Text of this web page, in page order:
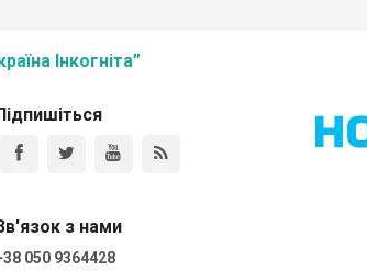
Інкогніта”
з нами
050 9364428